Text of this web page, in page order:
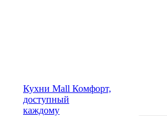
Кухни Mall Комфорт,
доступный
каждому